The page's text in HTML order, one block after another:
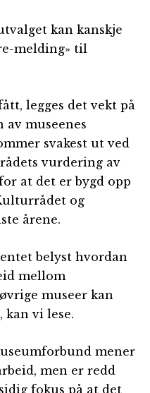
kan kanskje
melding» til
legges det vekt på
av museenes
svakest ut ved
vurdering av
at det er bygd opp
og
årene.
belyst hvordan
mellom
museer kan
vi lese.
mener
men er redd
fokus på at det